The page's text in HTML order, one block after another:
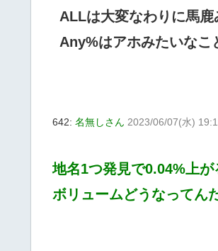
ALLは大変なわりに馬
Any%はアホみたいなこ
642: 名無しさん 2023/06/07(水)
地名1つ発見で0.04%上
ボリュームどうなってん